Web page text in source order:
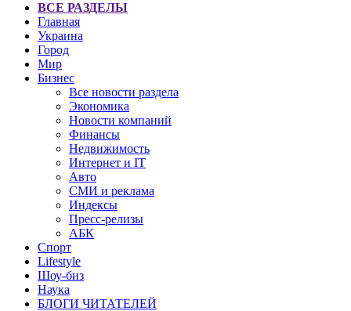
ВСЕ РАЗДЕЛЫ
Главная
Украина
Город
Мир
Бизнес
Все новости раздела
Экономика
Новости компаний
Финансы
Недвижимость
Интернет и IT
Авто
СМИ и реклама
Индексы
Пресс-релизы
АБК
Спорт
Lifestyle
Шоу-биз
Наука
БЛОГИ ЧИТАТЕЛЕЙ